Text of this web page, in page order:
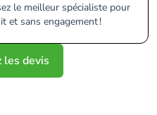
le meilleur spécialiste pour
et sans engagement !
les devis